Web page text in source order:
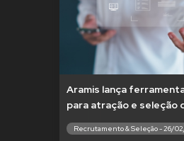
Aramis lança
para atração e seleção
Recrutamento & Seleção - 26/